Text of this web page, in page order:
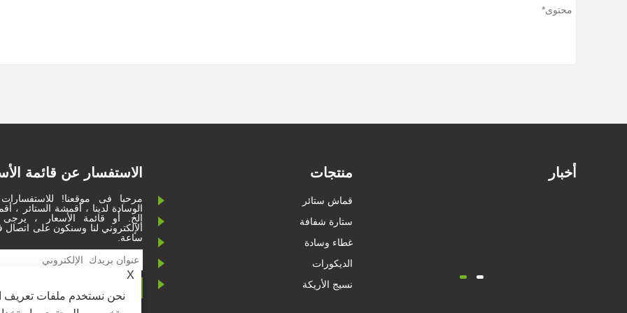
X
نحن نستخدم ملفات تعريف
أخبار منتجات
قماش ستائر
ستارة شفافة
غطاء وسادة
الديكورات
نسيج الأريكة
الاستفسار عن قائمة
مرحبا فى موقعنا!
الوسادة لدينا ، أقمشة الستائر ،
إلخ. أو قائمة الأسعار ،
ساعة.